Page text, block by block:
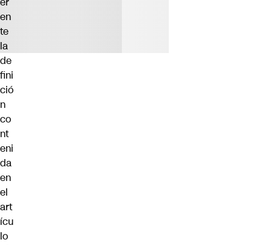
en
te
la
de
fini
ció
n
co
nt
eni
da
en
el
art
ícu
lo